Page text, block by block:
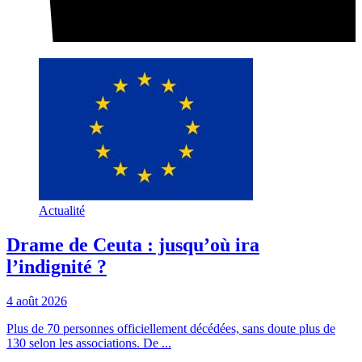
Actualité
Drame de Ceuta : jusqu’où ira
l’indignité ?
4 août 2026
Plus de 70 personnes officiellement décédées, sans doute plus de
130 selon les associations. De ...